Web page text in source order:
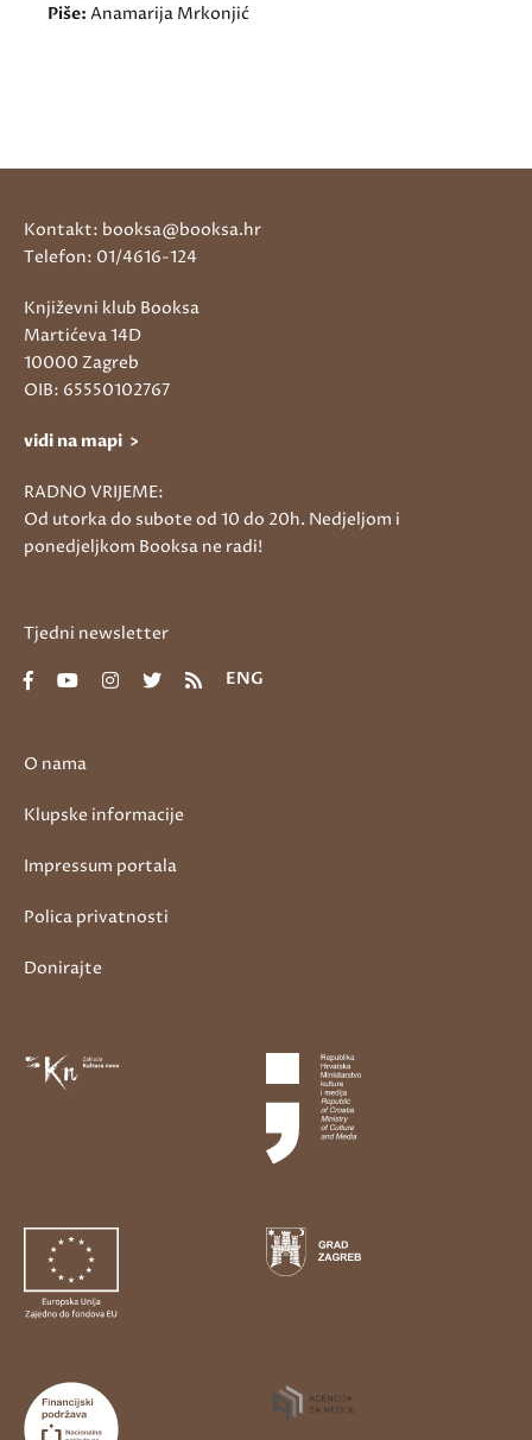
Piše: Anamarija Mrkonjić
O nama
Klupske informacije
Impressum portala
Polica privatnosti
Donirajte
Kontakt: booksa@booksa.hr
Telefon: 01/4616-124
Književni klub Booksa
Martićeva 14D
10000 Zagreb
OIB: 65550102767
vidi na mapi >
RADNO VRIJEME:
Od utorka do subote od 10 do 20h. Nedjeljom i
ponedjeljkom Booksa ne radi!
Tjedni newsletter
ENG